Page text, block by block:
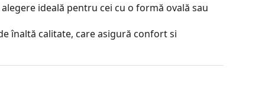
ideală pentru cei cu o formă ovală sau
înaltă calitate, care asigură confort si